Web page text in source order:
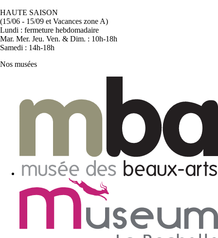
HAUTE SAISON
(15/06 - 15/09 et Vacances zone A)
Lundi : fermeture hebdomadaire
Mar. Mer. Jeu. Ven. & Dim. : 10h-18h
Samedi : 14h-18h
Nos musées